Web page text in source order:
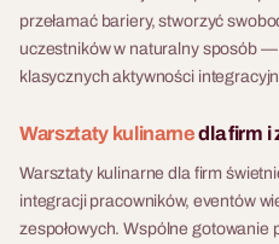
przełamać bariery, stworzyć
uczestników w naturalny sposób
klasycznych aktywności
Warsztaty kulinarnedla firm i
Warsztaty kulinarne dla firm
integracji pracowników, eventów
zespołowych. Wspólne gotowanie